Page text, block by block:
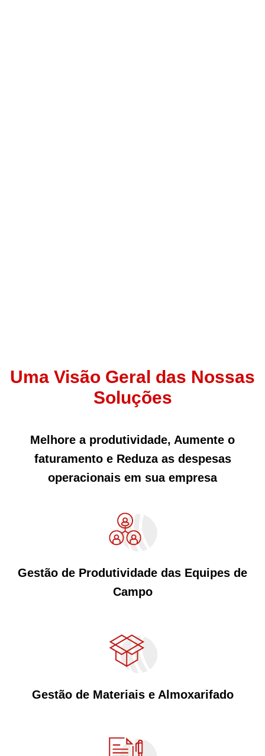
Uma Visão Geral das Nossas
Soluções
Melhore a produtividade, Aumente o
faturamento e Reduza as despesas
operacionais em sua empresa
Gestão de Produtividade das Equipes de
Campo
Gestão de Materiais e Almoxarifado